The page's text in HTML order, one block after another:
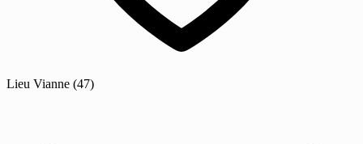
Lieu Vianne (47)